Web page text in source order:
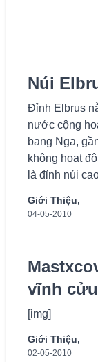
Núi
Đỉnh Elbrus
nước cộng
bang Nga,
không hoạt
là đỉnh núi
Giới Thiệu,
04-05-2010
vĩnh
[img]
Giới Thiệu,
02-05-2010